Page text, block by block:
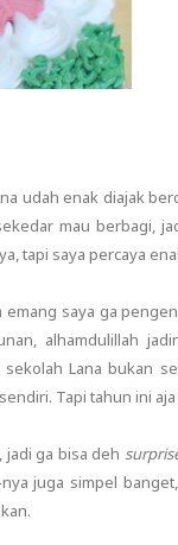
udah enak diajak
mau berbagi,
tapi saya percaya
saya ga
alhamdulillah
Lana bukan
Tapi tahun ini aja
ga bisa deh
juga simpel